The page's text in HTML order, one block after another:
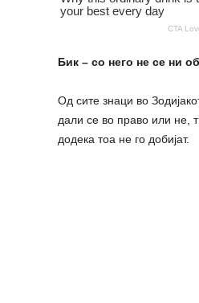
Бик – со него не се ни
Од сите знаци во
дали се во право или не,
додека тоа не го добијат.